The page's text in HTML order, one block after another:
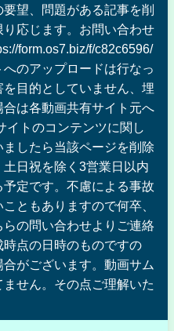
望、問題がある記事を削
応じます。お問い合わせ
form.os7.biz/f/c82c6596/
のアップロードは行なっ
目的としていません、埋
は各動画共有サイト元へ
イトのコンテンツに関し
したら当該ページを削除
日祝を除く3営業日以内
定です。不慮による事故
ともありますので何卒、
の問い合わせよりご連絡
点の日時のものですの
がございます。動画サム
せん。その点ご理解いた